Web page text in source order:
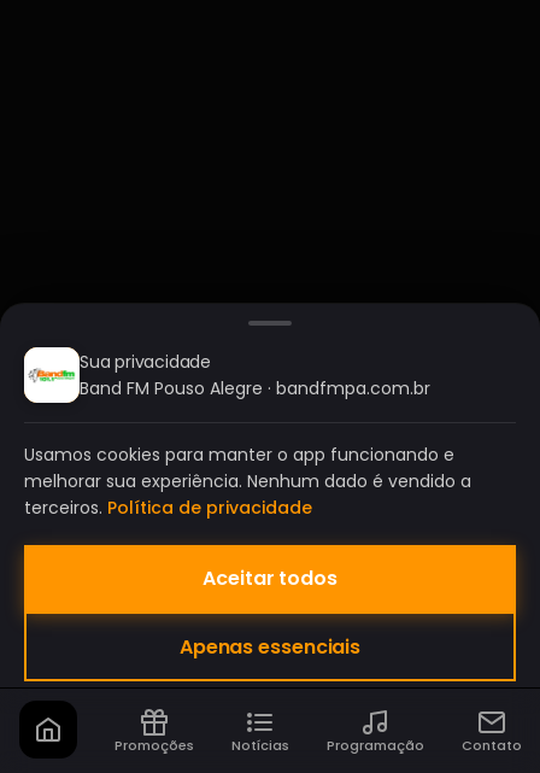
BAND FM POUSO ALEGRE
A SUA RÁDIO DO SEU JEITO!
Sua privacidade
Band FM Pouso Alegre · bandfmpa.com.br
Usamos cookies para manter o app funcionando e
melhorar sua experiência. Nenhum dado é vendido a
terceiros. Política de privacidade
Aceitar todos
Apenas essenciais
Promoções Notícias Programação Contato